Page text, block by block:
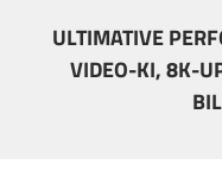
deshalb eineNVIDIA
Komplexität der
RAM notwendig sein.
ULTIMATIVE
VIDEO-KI, 8K-